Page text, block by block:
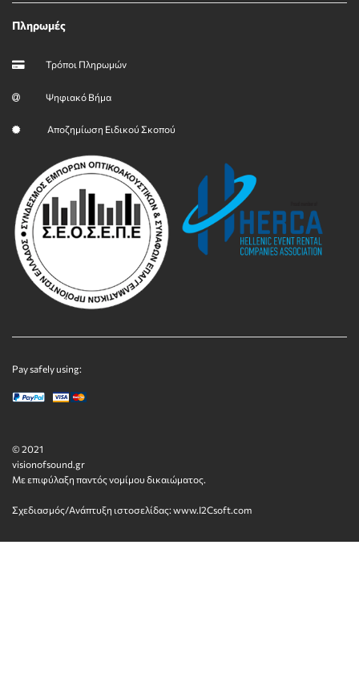
Πληρωμές
Τρόποι Πληρωμών
Ψηφιακό Βήμα
Αποζημίωση Ειδικού Σκοπού
© 2021
visionofsound.gr
Με επιφύλαξη παντός νομίμου δικαιώματος.
Σχεδιασμός/Ανάπτυξη ιστοσελίδας:www.I2Csoft.com
Pay safely using: